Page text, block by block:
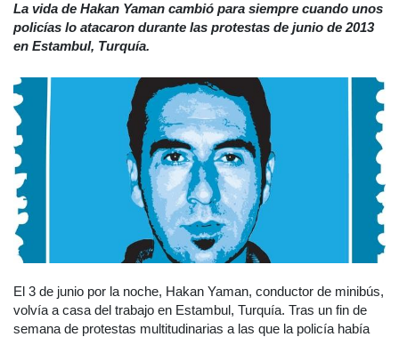
La vida de Hakan Yaman cambió para siempre cuando unos
policías lo atacaron durante las protestas de junio de 2013
en Estambul, Turquía.
El 3 de junio por la noche, Hakan Yaman, conductor de minibús,
volvía a casa del trabajo en Estambul, Turquía. Tras un fin de
semana de protestas multitudinarias a las que la policía había